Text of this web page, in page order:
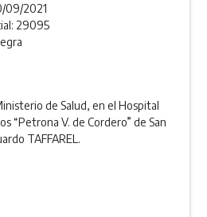
09/2021
29095
de Salud, en el Hospital
“Petrona V. de Cordero” de San
TAFFAREL.